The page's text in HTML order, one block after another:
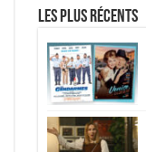
Les plus récents